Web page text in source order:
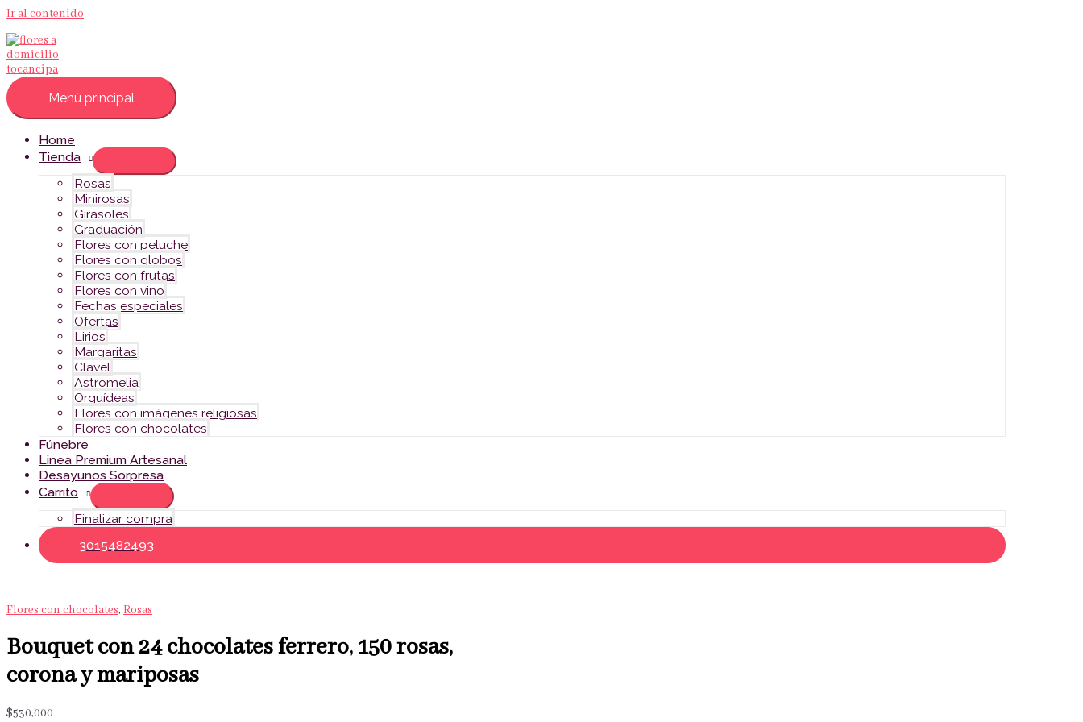
Ir al contenido
Menú principal
Home
Tienda
Rosas
Minirosas
Girasoles
Graduación
Flores con peluche
Flores con globos
Flores con frutas
Flores con vino
Fechas especiales
Ofertas
Lirios
Margaritas
Clavel
Astromelia
Orquídeas
Flores con imágenes religiosas
Flores con chocolates
Fúnebre
Linea Premium Artesanal
Desayunos Sorpresa
Carrito
Finalizar compra
3015482493
Flores con chocolates, Rosas
Bouquet con 24 chocolates ferrero, 150 rosas,
corona y mariposas
$530,000